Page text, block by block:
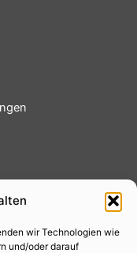
wir Technologien wie
und/oder darauf